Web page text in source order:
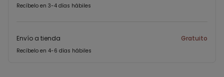
Recíbelo en 3-4 días hábiles
Envío a tienda Gratuito
Recíbelo en 4-6 días hábiles